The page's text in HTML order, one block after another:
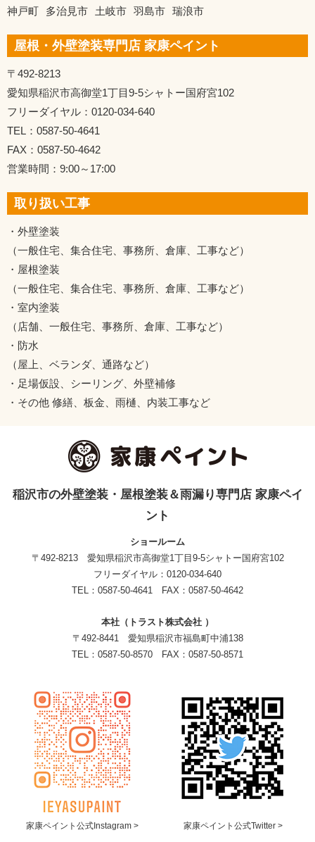
神戸町
多治見市 土岐市 羽島市 瑞浪市
屋根・外壁塗装専門店 家康ペイント
〒492-8213
愛知県稲沢市高御堂1丁目9-5シャトー国府宮102
フリーダイヤル：0120-034-640
TEL：0587-50-4641
FAX：0587-50-4642
営業時間：9:00～17:00
取り扱い工事
・外壁塗装
（一般住宅、集合住宅、事務所、倉庫、工事など）
・屋根塗装
（一般住宅、集合住宅、事務所、倉庫、工事など）
・室内塗装
（店舗、一般住宅、事務所、倉庫、工事など）
・防水
（屋上、ベランダ、通路など）
・足場仮設、シーリング、外壁補修
・その他 修繕、板金、雨樋、内装工事など
稲沢市の外壁塗装・屋根塗装＆雨漏り専門店 家康ペイ
ント
ショールーム
〒492-8213 愛知県稲沢市高御堂1丁目9-5シャトー国府宮102
フリーダイヤル：0120-034-640
TEL：0587-50-4641 FAX：0587-50-4642
本社（トラスト株式会社 ）
〒492-8441 愛知県稲沢市福島町中浦138
TEL：0587-50-8570 FAX：0587-50-8571
家康ペイント公式Instagram > 家康ペイント公式Twitter >